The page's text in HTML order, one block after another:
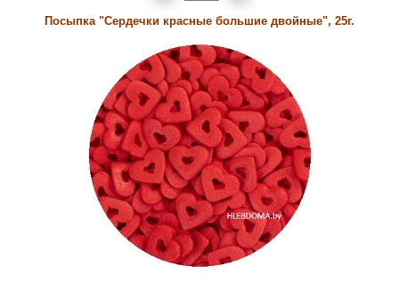
Посыпка "Сердечки красные большие двойные", 25г.